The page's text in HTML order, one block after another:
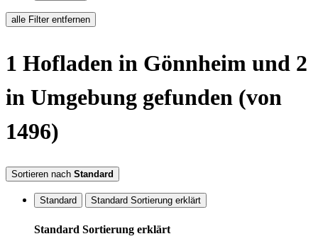
alle Filter entfernen
1 Hofladen in Gönnheim und 2
in Umgebung gefunden (von
1496)
Sortieren nach Standard
Standard Standard Sortierung erklärt
Standard Sortierung erklärt